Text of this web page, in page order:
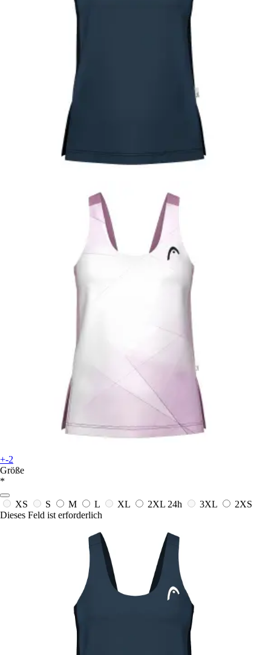
+-2
Größe
*
XS S M L XL 2XL 24h 3XL
2XS
Dieses Feld ist erforderlich